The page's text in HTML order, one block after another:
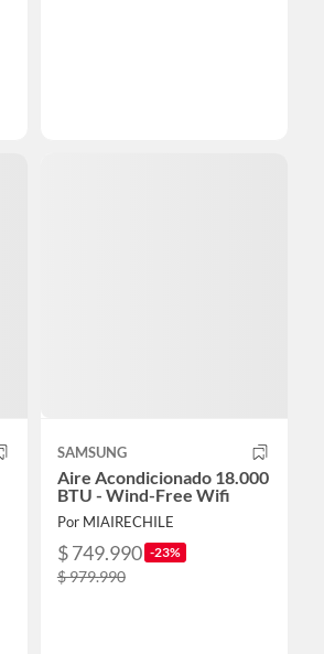
SAMSUNG
Aire Acondicionado 18.000
BTU - Wind-Free Wifi
Por MIAIRECHILE
$ 749.990 -23%
$ 979.990